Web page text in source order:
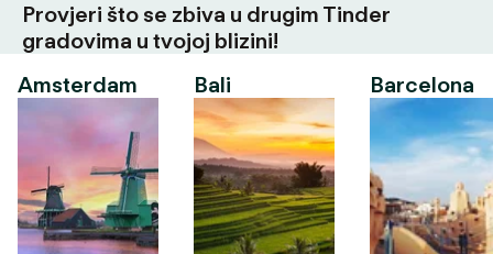
Provjeri što se zbiva u drugim Tinder
gradovima u tvojoj blizini!
Amsterdam
Bali Barcelona